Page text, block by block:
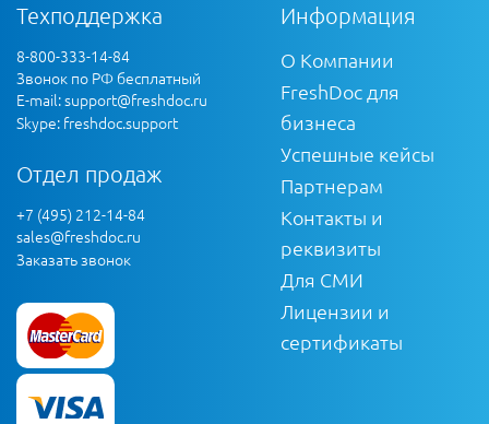
Техподдержка
8-800-333-14-84
Звонок по РФ бесплатный
E-mail:support@freshdoc.ru
Skype: freshdoc.support
Отдел продаж
+7 (495) 212-14-84
sales@freshdoc.ru
Заказать звонок
Информация
О Компании
FreshDoc для
бизнеса
Успешные кейсы
Партнерам
Контакты и
реквизиты
Для СМИ
Лицензии и
сертификаты